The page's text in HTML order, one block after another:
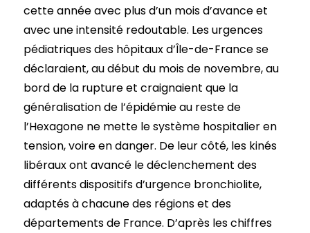
cette année avec plus d’un mois d’avance et
avec une intensité redoutable. Les urgences
pédiatriques des hôpitaux d’Île-de-France se
déclaraient, au début du mois de novembre, au
bord de la rupture et craignaient que la
généralisation de l’épidémie au reste de
l’Hexagone ne mette le système hospitalier en
tension, voire en danger. De leur côté, les kinés
libéraux ont avancé le déclenchement des
différents dispositifs d’urgence bronchiolite,
adaptés à chacune des régions et des
départements de France. D’après les chiffres